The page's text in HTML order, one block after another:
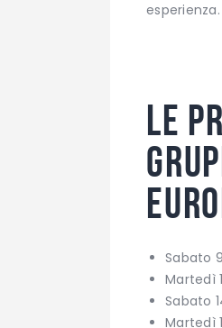
esperienza.
Le
Sabato
Martedì
Sabato
Martedì